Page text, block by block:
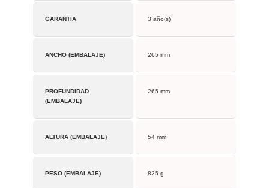
GARANTIA 3 año(s)
ANCHO (EMBALAJE) 265 mm
PROFUNDIDAD
(EMBALAJE)
265 mm
ALTURA (EMBALAJE) 54 mm
PESO (EMBALAJE) 825 g